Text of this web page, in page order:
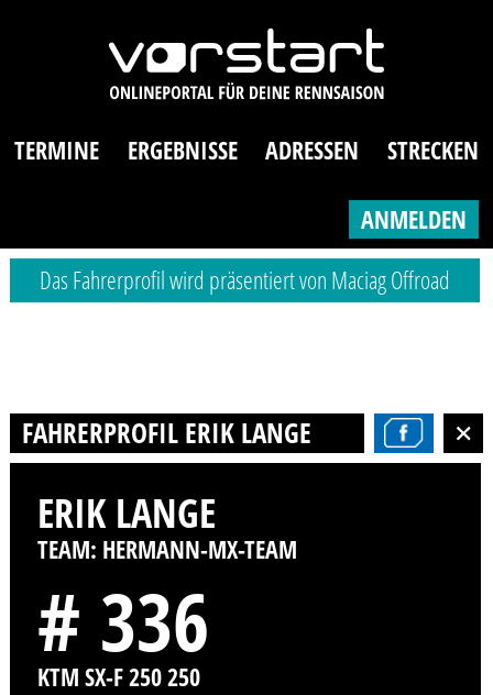
TERMINE ERGEBNISSE ADRESSEN STRECKEN
ANMELDEN
Das Fahrerprofil wird präsentiert von Maciag Offroad
FAHRERPROFIL ERIK LANGE
ERIK LANGE
TEAM: HERMANN-MX-TEAM
# 336
KTM SX-F 250 250